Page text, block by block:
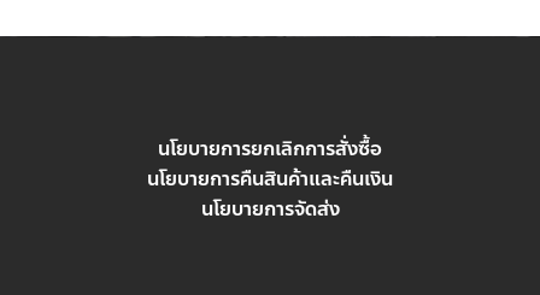
นโยบายการยกเลิกการสั่งซื้อ
นโยบายการคืนสินค้าและคืนเงิน
นโยบายการจัดส่ง